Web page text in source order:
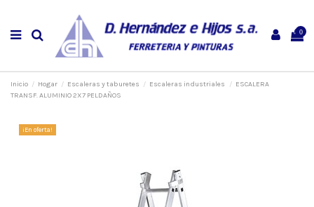
0
Inicio Hogar Escaleras y taburetes Escaleras industriales
ESCALERA
TRANSF. ALUMINIO 2X7 PELDAÑOS
¡En oferta!